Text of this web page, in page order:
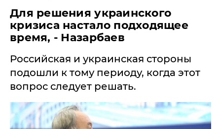
​Для решения украинского
кризиса настало подходящее
время, - Назарбаев
Российская и украинская стороны
подошли к тому периоду, когда этот
вопрос следует решать.